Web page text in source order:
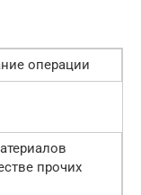
операции
прочих